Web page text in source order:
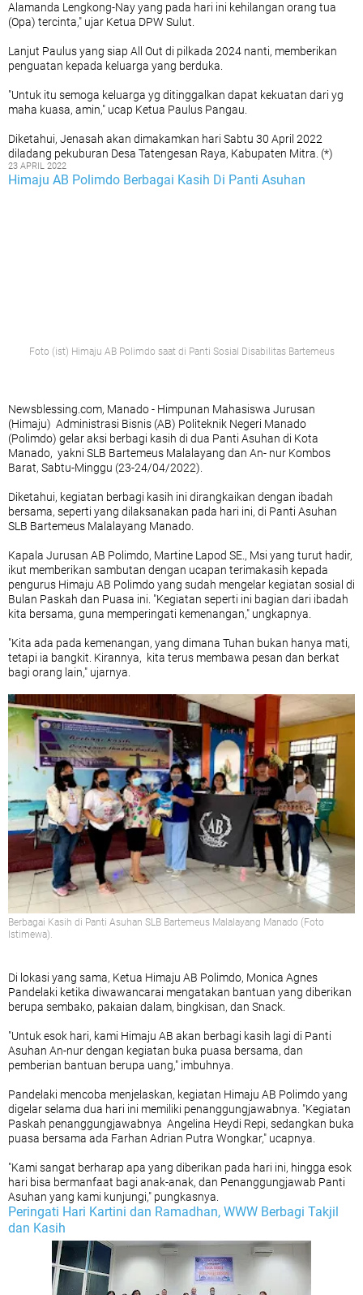
Alamanda Lengkong-Nay yang pada hari ini kehilangan orang tua
(Opa) tercinta," ujar Ketua DPW Sulut.
Lanjut Paulus yang siap All Out di pilkada 2024 nanti, memberikan
penguatan kepada keluarga yang berduka.
"Untuk itu semoga keluarga yg ditinggalkan dapat kekuatan dari yg
maha kuasa, amin," ucap Ketua Paulus Pangau.
Diketahui, Jenasah akan dimakamkan hari Sabtu 30 April 2022
diladang pekuburan Desa Tatengesan Raya, Kabupaten Mitra. (*)
23 APRIL 2022
Himaju AB Polimdo Berbagai Kasih Di Panti Asuhan
Foto (ist) Himaju AB Polimdo saat di Panti Sosial Disabilitas Bartemeus
Newsblessing.com, Manado - Himpunan Mahasiswa Jurusan
(Himaju) Administrasi Bisnis (AB) Politeknik Negeri Manado
(Polimdo) gelar aksi berbagi kasih di dua Panti Asuhan di Kota
Manado, yakni SLB Bartemeus Malalayang dan An- nur Kombos
Barat, Sabtu-Minggu (23-24/04/2022).
Diketahui, kegiatan berbagi kasih ini dirangkaikan dengan ibadah
bersama, seperti yang dilaksanakan pada hari ini, di Panti Asuhan
SLB Bartemeus Malalayang Manado.
Kapala Jurusan AB Polimdo, Martine Lapod SE., Msi yang turut hadir,
ikut memberikan sambutan dengan ucapan terimakasih kepada
pengurus Himaju AB Polimdo yang sudah mengelar kegiatan sosial di
Bulan Paskah dan Puasa ini. "Kegiatan seperti ini bagian dari ibadah
kita bersama, guna memperingati kemenangan," ungkapnya.
"Kita ada pada kemenangan, yang dimana Tuhan bukan hanya mati,
tetapi ia bangkit. Kirannya, kita terus membawa pesan dan berkat
bagi orang lain," ujarnya.
Berbagai Kasih di Panti Asuhan SLB Bartemeus Malalayang Manado (Foto
Istimewa).
Di lokasi yang sama, Ketua Himaju AB Polimdo, Monica Agnes
Pandelaki ketika diwawancarai mengatakan bantuan yang diberikan
berupa sembako, pakaian dalam, bingkisan, dan Snack.
"Untuk esok hari, kami Himaju AB akan berbagi kasih lagi di Panti
Asuhan An-nur dengan kegiatan buka puasa bersama, dan
pemberian bantuan berupa uang," imbuhnya.
Pandelaki mencoba menjelaskan, kegiatan Himaju AB Polimdo yang
digelar selama dua hari ini memiliki penanggungjawabnya. "Kegiatan
Paskah penanggungjawabnya Angelina Heydi Repi, sedangkan buka
puasa bersama ada Farhan Adrian Putra Wongkar," ucapnya.
"Kami sangat berharap apa yang diberikan pada hari ini, hingga esok
hari bisa bermanfaat bagi anak-anak, dan Penanggungjawab Panti
Asuhan yang kami kunjungi," pungkasnya.
Peringati Hari Kartini dan Ramadhan, WWW Berbagi Takjil
dan Kasih